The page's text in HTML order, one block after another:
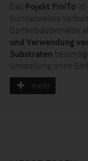
Das Pojekt FiniTo
bundesweites
Gartenbaubetriebe
und Verwendung
Substraten
Umstellung ohne
gelingen kann.
mehr